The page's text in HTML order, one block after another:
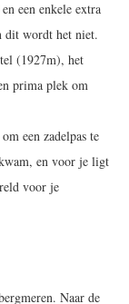
een enkele extra
dit wordt het niet.
(1927m), het
prima plek om
een zadelpas te
en voor je ligt
voor je
Naar de